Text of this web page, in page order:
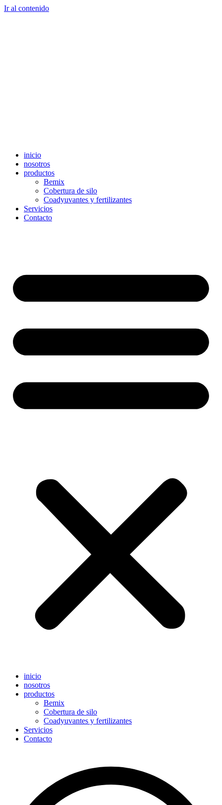
Ir al contenido
inicio
nosotros
productos
Bemix
Cobertura de silo
Coadyuvantes y fertilizantes
Servicios
Contacto
inicio
nosotros
productos
Bemix
Cobertura de silo
Coadyuvantes y fertilizantes
Servicios
Contacto